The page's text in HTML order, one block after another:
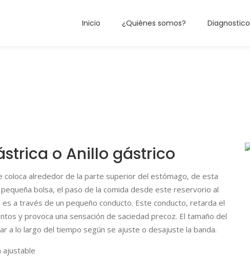
Inicio ¿Quiénes somos? Diagnostico
o Anillo gástrico
coloca alrededor de la parte superior del estómago, de esta
bolsa, el paso de la comida desde este reservorio al
a través de un pequeño conducto. Este conducto, retarda el
y provoca una sensación de saciedad precoz. El tamaño del
a lo largo del tiempo según se ajuste o desajuste la banda.
ajustable